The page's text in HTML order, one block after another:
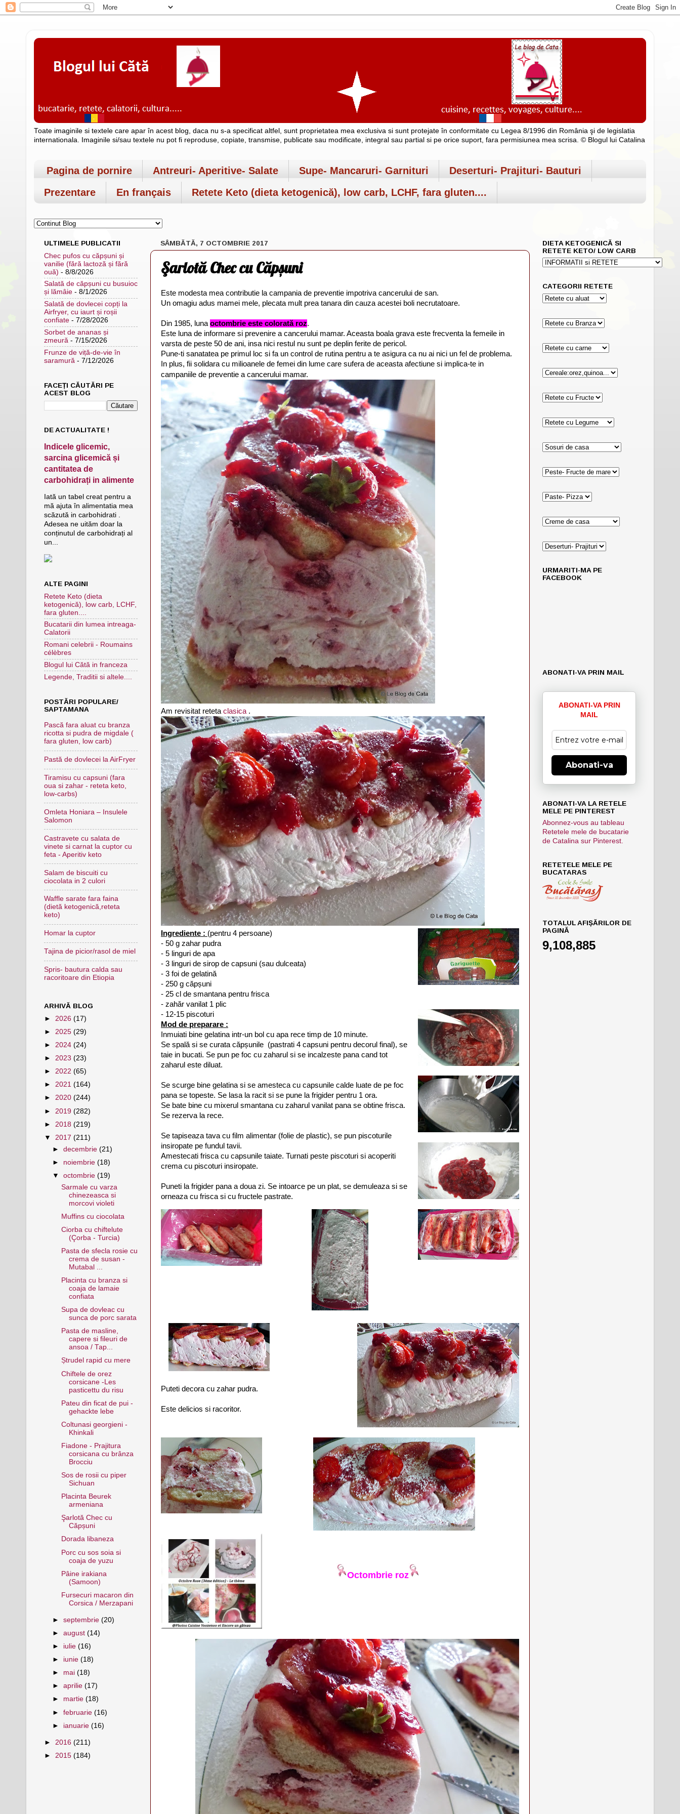
Toate imaginile si textele care apar în acest blog, daca nu s-a specificat altfel, sunt proprietatea mea exclusiva si sunt protejate în conformitate cu Legea 8/1996 din România şi de legislatia
internationala. Imaginile si/sau textele nu pot fi reproduse, copiate, transmise, publicate sau modificate, integral sau partial si pe orice suport, fara permisiunea mea scrisa. © Blogul lui Catalina
Pagina de pornire Antreuri- Aperitive- Salate Supe- Mancaruri- Garnituri
Deserturi- Prajituri- Bauturi
Prezentare
En français Retete Keto (dieta ketogenică), low carb, LCHF, fara gluten....
SÂMBĂTĂ, 7 OCTOMBRIE 2017
Şarlotă Chec cu Căpșuni
Este modesta mea contributie la campania de preventie impotriva cancerului de san.
Un omagiu adus mamei mele, plecata mult prea tanara din cauza acestei boli necrutatoare.
Din 1985, luna octombrie este colorată roz.
Este luna de informare si prevenire a cancerului mamar. Aceasta boala grava este frecventa la femeile in
varsta de peste 50 de ani, insa nici restul nu sunt pe deplin ferite de pericol.
Pune-ti sanatatea pe primul loc si fa un control de rutina pentru a te asigura ca nu ai nici un fel de problema.
In plus, fii solidara cu milioanele de femei din lume care sufera de aceasta afectiune si implica-te in
campaniile de preventie a cancerului mamar.
Am revisitat reteta clasica .
Ingrediente : (pentru 4 persoane)
- 50 g zahar pudra
- 5 linguri de apa
- 3 linguri de sirop de capsuni (sau dulceata)
- 3 foi de gelatină
- 250 g căpșuni
- 25 cl de smantana pentru frisca
- zahăr vanilat 1 plic
- 12-15 piscoturi
Mod de preparare :
Inmuiati bine gelatina intr-un bol cu apa rece timp de 10 minute.
Se spală si se curata căpșunile (pastrati 4 capsuni pentru decorul final), se
taie in bucati. Se pun pe foc cu zaharul si se incalzeste pana cand tot
zaharul este diluat.
Se scurge bine gelatina si se amesteca cu capsunile calde luate de pe foc
pana se topeste. Se lasa la racit si se pune la frigider pentru 1 ora.
Se bate bine cu mixerul smantana cu zaharul vanilat pana se obtine frisca.
Se rezerva la rece.
Se tapiseaza tava cu film alimentar (folie de plastic), se pun piscoturile
insiropate pe fundul tavii.
Amestecati frisca cu capsunile taiate. Turnati peste piscoturi si acoperiti
crema cu piscoturi insiropate.
Puneti la frigider pana a doua zi. Se intoarce pe un plat, se demuleaza si se
orneaza cu frisca si cu fructele pastrate.
Puteti decora cu zahar pudra.
Este delicios si racoritor.
Octombrie roz
ULTIMELE PUBLICATII
Chec pufos cu căpșuni și
vanilie (fără lactoză și fără
ouă) - 8/8/2026
Salată de căpșuni cu busuioc
și lămâie - 8/1/2026
Salată de dovlecei copți la
Airfryer, cu iaurt și roșii
confiate - 7/28/2026
Sorbet de ananas și
zmeură - 7/15/2026
Frunze de viță-de-vie în
saramură - 7/12/2026
FACEȚI CĂUTĂRI PE
ACEST BLOG
DE ACTUALITATE !
Indicele glicemic,
sarcina glicemică și
cantitatea de
carbohidrați in alimente
Iată un tabel creat pentru a
mă ajuta în alimentatia mea
scăzută in carbohidrati .
Adesea ne uităm doar la
conținutul de carbohidrați al
un...
ALTE PAGINI
Retete Keto (dieta
ketogenică), low carb, LCHF,
fara gluten....
Bucatarii din lumea intreaga-
Calatorii
Romani celebrii - Roumains
célèbres
Blogul lui Cătă in franceza
Legende, Traditii si altele....
POSTĂRI POPULARE/
SAPTAMANA
Pască fara aluat cu branza
ricotta si pudra de migdale (
fara gluten, low carb)
Pastă de dovlecei la AirFryer
Tiramisu cu capsuni (fara
oua si zahar - reteta keto,
low-carbs)
Omleta Honiara – Insulele
Salomon
Castravete cu salata de
vinete si carnat la cuptor cu
feta - Aperitiv keto
Salam de biscuiti cu
ciocolata in 2 culori
Waffle sarate fara faina
(dietă ketogenică,reteta
keto)
Homar la cuptor
Tajina de picior/rasol de miel
Spris- bautura calda sau
racoritoare din Etiopia
ARHIVĂ BLOG
► 2026 (17)
► 2025 (29)
► 2024 (24)
► 2023 (23)
► 2022 (65)
► 2021 (164)
► 2020 (244)
► 2019 (282)
► 2018 (219)
▼ 2017 (211)
►decembrie(21)
► noiembrie(18)
▼octombrie(19)
Sarmale cu varza
chinezeasca si
morcovi violeti
Muffins cu ciocolata
Ciorba cu chiftelute
(Çorba - Turcia)
Pasta de sfecla rosie cu
crema de susan -
Mutabal ...
Placinta cu branza si
coaja de lamaie
confiata
Supa de dovleac cu
sunca de porc sarata
Pasta de masline,
capere si fileuri de
ansoa / Tap...
Ștrudel rapid cu mere
Chiftele de orez
corsicane -Les
pasticettu du risu
Pateu din ficat de pui -
gehackte lebe
Coltunasi georgieni -
Khinkali
Fiadone - Prajitura
corsicana cu brânza
Brocciu
Sos de rosii cu piper
Sichuan
Placinta Beurek
armeniana
Şarlotă Chec cu
Căpșuni
Dorada libaneza
Porc cu sos soia si
coaja de yuzu
Pâine irakiana
(Samoon)
Fursecuri macaron din
Corsica / Merzapani
►septembrie(20)
►august(14)
► iulie(16)
► iunie(18)
► mai(18)
►aprilie(17)
► martie(18)
►februarie(16)
► ianuarie(16)
► 2016 (211)
► 2015 (184)
DIETA KETOGENICĂ SI
RETETE KETO/ LOW CARB
CATEGORII RETETE
URMARITI-MA PE
FACEBOOK
ABONATI-VA PRIN MAIL
ABONATI-VA PRIN
MAIL
Abonati-va
ABONATI-VA LA RETELE
MELE PE PINTEREST
Abonnez-vous au tableau
Retetele mele de bucatarie
de Catalina sur Pinterest.
RETETELE MELE PE
BUCATARAS
TOTALUL AFIȘĂRILOR DE
PAGINĂ
9,108,885